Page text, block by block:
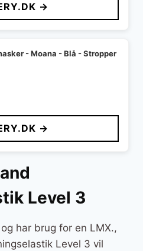
→
- Moana - Blå - Stropper
→
Level 3
har brug for en LMX.,
Level 3 vil